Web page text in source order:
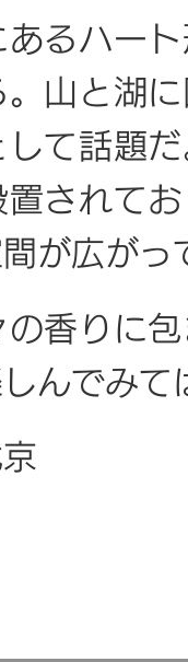
るハー
山と湖
て話題
されて
が広がっ
香りに
んでみ